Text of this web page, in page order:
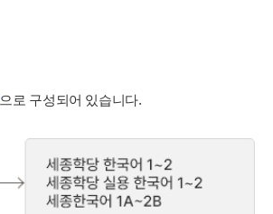
으로 구성되어 있습니다.